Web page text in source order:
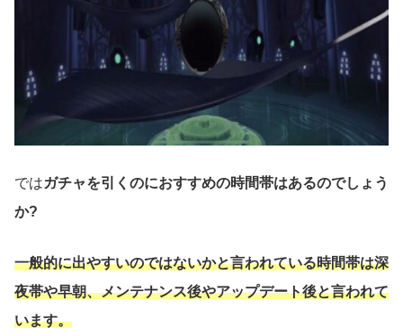
ではガチャを引くのにおすすめの時間帯はあるのでしょう
か?
一般的に出やすいのではないかと言われている時間帯は深
夜帯や早朝、メンテナンス後やアップデート後と言われて
います。